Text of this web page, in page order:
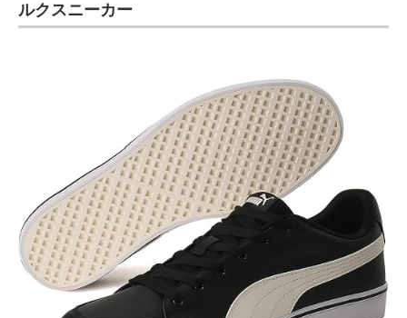
ルクスニーカー